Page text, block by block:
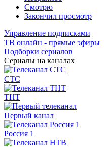
Смотрю
Закончил просмотр
Управление подписками
ТВ онлайн - прямые эфиры
Подборки сериалов
Сериалы на каналах
СТС
ТНТ
Первый канал
Россия 1